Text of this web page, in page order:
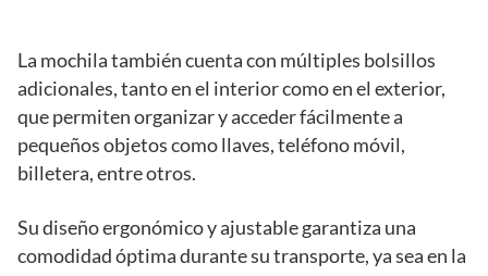
La mochila también cuenta con múltiples bolsillos
adicionales, tanto en el interior como en el exterior,
que permiten organizar y acceder fácilmente a
pequeños objetos como llaves, teléfono móvil,
billetera, entre otros.
Su diseño ergonómico y ajustable garantiza una
comodidad óptima durante su transporte, ya sea en la